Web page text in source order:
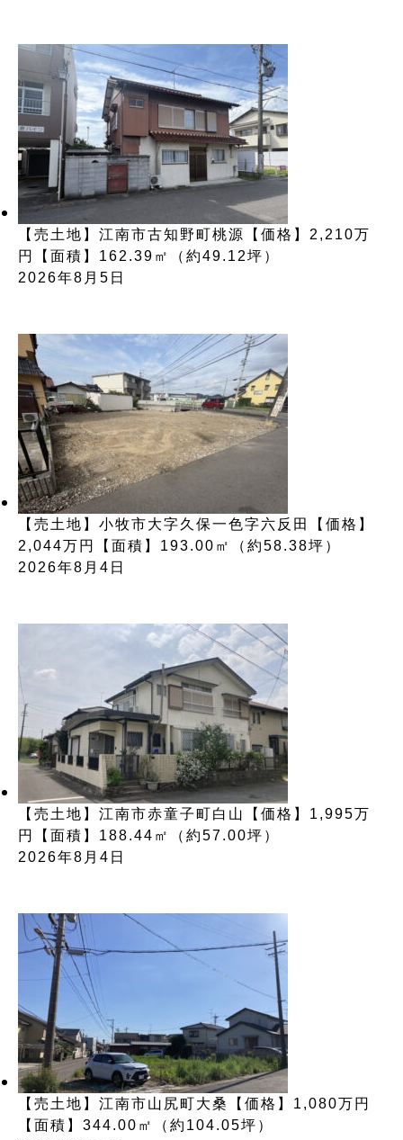
【売土地】江南市古知野町桃源【価格】2,210万
円【面積】162.39㎡（約49.12坪）
2026年8月5日
【売土地】小牧市大字久保一色字六反田【価格】
2,044万円【面積】193.00㎡（約58.38坪）
2026年8月4日
【売土地】江南市赤童子町白山【価格】1,995万
円【面積】188.44㎡（約57.00坪）
2026年8月4日
【売土地】江南市山尻町大桑【価格】1,080万円
【面積】344.00㎡（約104.05坪）